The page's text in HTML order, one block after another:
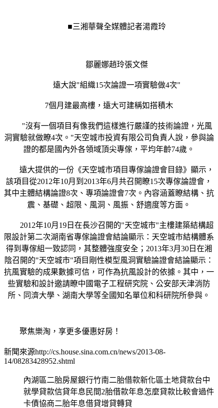
■三湘華聲全媒體記者湯霞玲
鄒麗娜趙玲張文傑
遠大說"組織15次論證一項實驗做4次"
7個月建最高樓，遠大可建稱如搭積木
"沒有一個項目有像我們這樣進行嚴謹的技術論證，光風
洞實驗就做瞭4次。"天空城市投資有限公司負責人說，參與論
證的都是國內外各領域頂尖專傢，平均年齡74歲。
遠大提供的一份《天空城市項目專傢論證會目錄》顯示，
該項目從2012年10月到2013年6月共召開瞭15次專傢論證會，
其中主體結構論證8次、專項論證會7次。內容涵蓋瞭結構、抗
震、基礎、超限、風洞、風振、舒適度等方面。
2012年10月19日在長沙召開的"天空城市"主樓建築結構超
限設計第二次湖南省專傢論證會結論顯示：天空城市結構體系
得到專傢組一致認同，其整體強度安全；2013年3月30日在湘
陰召開的"天空城市"項目剛性模型風洞實驗論證會結論顯示：
抗風實驗的成果數據可信，可作為抗風設計的依據。其中，一
些實驗和設計邀請瞭中國電子工程研究院、公安部天津消防
所、同濟大學、湖南大學等全國知名單位和科研院所參與。
聚焦樂淘，享更多優惠好房！
新聞來源http://cs.house.sina.com.cn/news/2013-08-
14/08283428952.shtml
內湖區二胎房屋銀行竹南二胎借款新化區土地貸款台中
就學貸款信貸年息民間2胎借款年息怎麼貸款比較會過件
卡債協商二胎年息借貸增貸轉貸